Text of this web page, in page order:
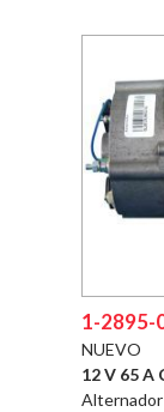
1-2895-
NUEVO
12 V 65 A
Alternador